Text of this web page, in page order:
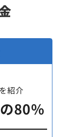
紹介
80%